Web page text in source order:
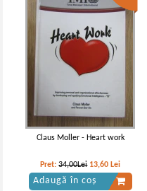
Claus Moller - Heart work
Pret:34,00Lei 13,60 Lei
Adaugă în coș